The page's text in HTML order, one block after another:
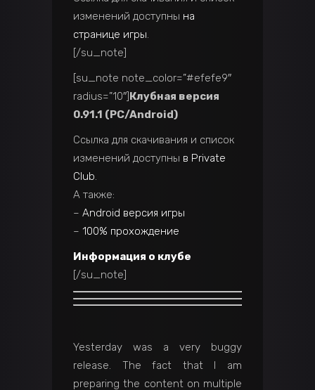
изменений доступны на
странице игры.
[/su_note]
[su_note note_color=”#efefe9″
radius=”10″] Клубная версия
0.91.1 (PC/Android)
Ссылка для скачивания и список
изменений доступны в Private
Club.
А также:
– Android версия игры
– 100% прохождение
Информация о клубе
[/su_note]
Yesterday was a very buggy
release. The fact that I am
preparing the content on multiple